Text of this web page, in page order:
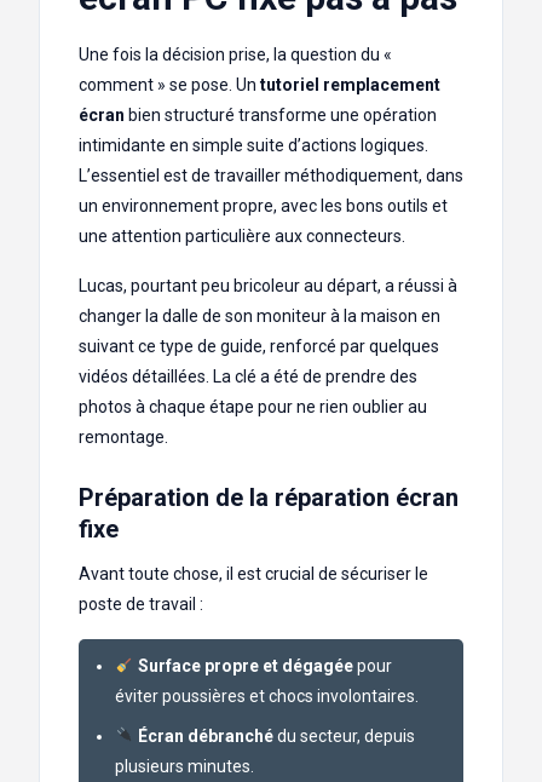
Une fois la décision prise, la question du «
comment » se pose. Un tutoriel remplacement
écran bien structuré transforme une opération
intimidante en simple suite d’actions logiques.
L’essentiel est de travailler méthodiquement, dans
un environnement propre, avec les bons outils et
une attention particulière aux connecteurs.
Lucas, pourtant peu bricoleur au départ, a réussi à
changer la dalle de son moniteur à la maison en
suivant ce type de guide, renforcé par quelques
vidéos détaillées. La clé a été de prendre des
photos à chaque étape pour ne rien oublier au
remontage.
Préparation de la réparation écran
fixe
Avant toute chose, il est crucial de sécuriser le
poste de travail :
Surface propre et dégagéepour
éviter poussières et chocs involontaires.
Écran débranchédu secteur, depuis
plusieurs minutes.